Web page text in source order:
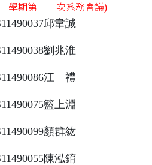
學期第十一次系務會議)
邱韋誠
劉兆淮
江 禮
籃上淵
顏群紘
陳泓錥